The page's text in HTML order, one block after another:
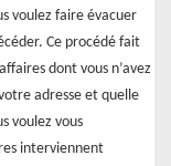
voulez faire évacuer
Ce procédé fait
dont vous n’avez
adresse et quelle
voulez vous
interviennent